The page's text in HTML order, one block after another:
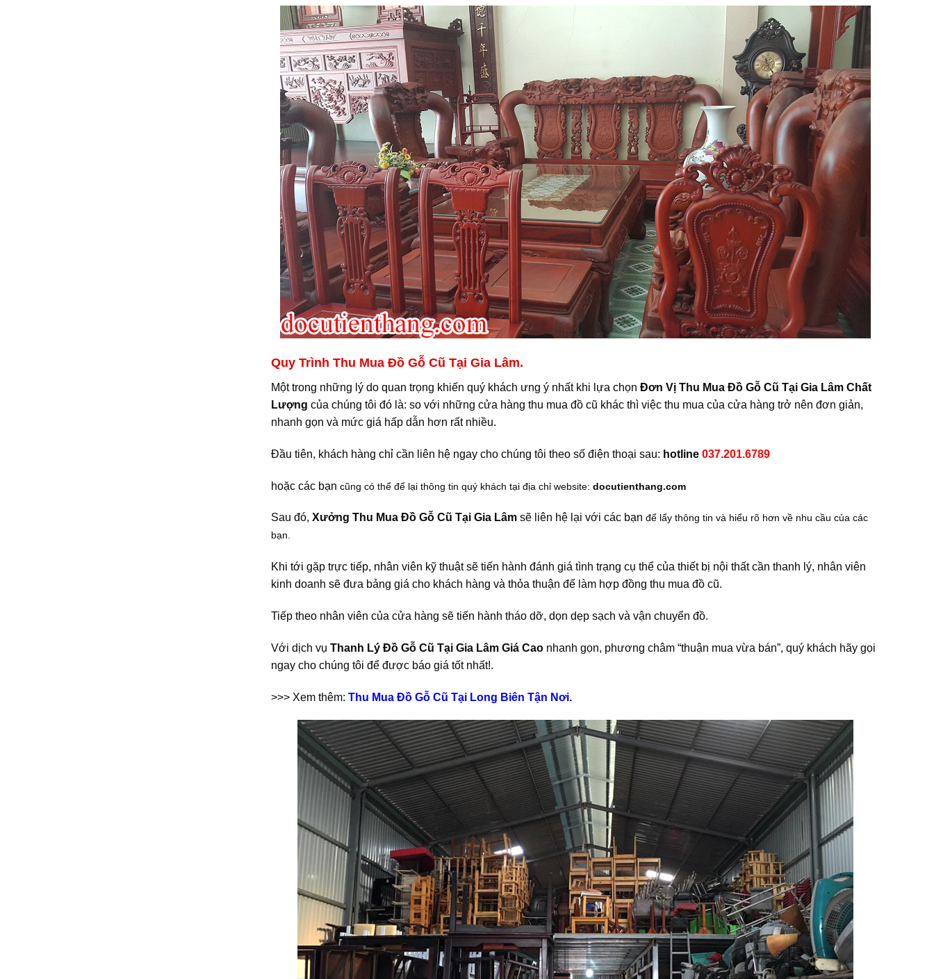
Quy Trình Thu Mua Đồ Gỗ Cũ Tại Gia Lâm.
Một trong những lý do quan trọng khiến quý khách ưng ý nhất khi lựa chọn Đơn Vị Thu Mua Đồ Gỗ Cũ Tại Gia Lâm Chất
Lượng của chúng tôi đó là: so với những cửa hàng thu mua đồ cũ khác thì việc thu mua của cửa hàng trở nên đơn giản,
nhanh gọn và mức giá hấp dẫn hơn rất nhiều.
Đầu tiên, khách hàng chỉ cần liên hệ ngay cho chúng tôi theo số điện thoại sau: hotline 037.201.6789
hoặc các bạn cũng có thể để lại thông tin quý khách tại địa chỉ website: docutienthang.com
Sau đó, Xưởng Thu Mua Đồ Gỗ Cũ Tại Gia Lâmsẽ liên hệ lại với các bạn để lấy thông tin và hiểu rõ hơn về nhu cầu của các
bạn.
Khi tới gặp trực tiếp, nhân viên kỹ thuật sẽ tiến hành đánh giá tình trạng cụ thể của thiết bị nội thất cần thanh lý, nhân viên
kinh doanh sẽ đưa bảng giá cho khách hàng và thỏa thuận để làm hợp đồng thu mua đồ cũ.
Tiếp theo nhân viên của cửa hàng sẽ tiến hành tháo dỡ, dọn dẹp sạch và vận chuyển đồ.
Với dịch vụ Thanh Lý Đồ Gỗ Cũ Tại Gia Lâm Giá Caonhanh gọn, phương châm “thuận mua vừa bán”, quý khách hãy gọi
ngay cho chúng tôi để được báo giá tốt nhất!.
>>> Xem thêm: Thu Mua Đồ Gỗ Cũ Tại Long Biên Tận Nơi.